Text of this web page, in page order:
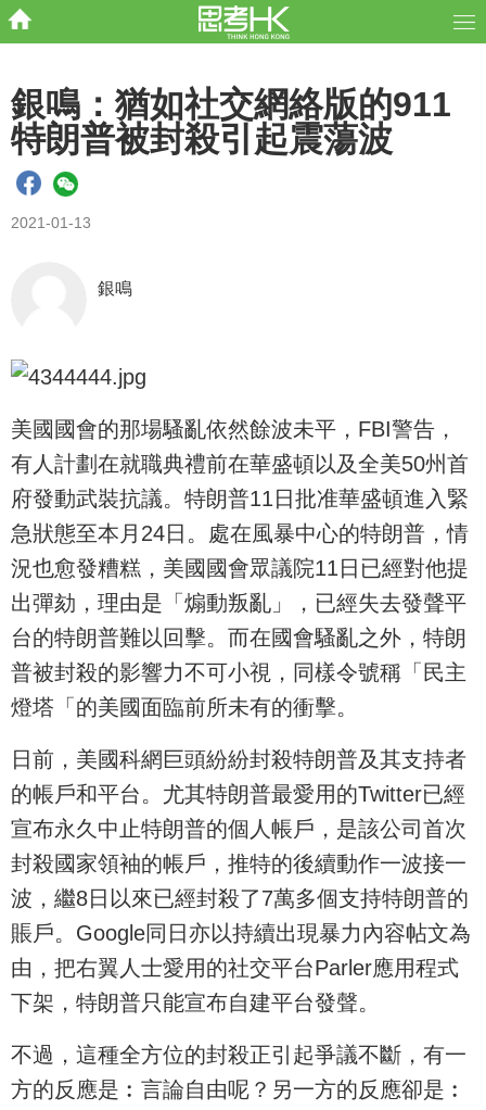
銀鳴：猶如社交網絡版的911
特朗普被封殺引起震蕩波
2021-01-13
銀鳴
美國國會的那場騷亂依然餘波未平，FBI警告，
有人計劃在就職典禮前在華盛頓以及全美50州首
府發動武裝抗議。特朗普11日批准華盛頓進入緊
急狀態至本月24日。處在風暴中心的特朗普，情
況也愈發糟糕，美國國會眾議院11日已經對他提
出彈劾，理由是「煽動叛亂」，已經失去發聲平
台的特朗普難以回擊。而在國會騷亂之外，特朗
普被封殺的影響力不可小視，同樣令號稱「民主
燈塔「的美國面臨前所未有的衝擊。
日前，美國科網巨頭紛紛封殺特朗普及其支持者
的帳戶和平台。尤其特朗普最愛用的Twitter已經
宣布永久中止特朗普的個人帳戶，是該公司首次
封殺國家領袖的帳戶，推特的後續動作一波接一
波，繼8日以來已經封殺了7萬多個支持特朗普的
賬戶。Google同日亦以持續出現暴力內容帖文為
由，把右翼人士愛用的社交平台Parler應用程式
下架，特朗普只能宣布自建平台發聲。
不過，這種全方位的封殺正引起爭議不斷，有一
方的反應是︰言論自由呢？另一方的反應卻是︰